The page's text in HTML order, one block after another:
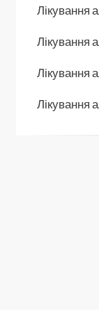
Лікування
Лікування
Лікування
Лікування